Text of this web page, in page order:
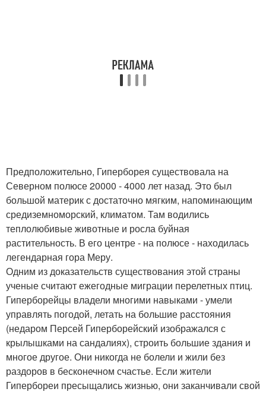
Предположительно, Гиперборея существовала на
Северном полюсе 20000 - 4000 лет назад. Это был
большой материк с достаточно мягким, напоминающим
средиземноморский, климатом. Там водились
теплолюбивые животные и росла буйная
растительность. В его центре - на полюсе - находилась
легендарная гора Меру.
Одним из доказательств существования этой страны
ученые считают ежегодные миграции перелетных птиц.
Гиперборейцы владели многими навыками - умели
управлять погодой, летать на большие расстояния
(недаром Персей Гиперборейский изображался с
крылышками на сандалиях), строить большие здания и
многое другое. Они никогда не болели и жили без
раздоров в бесконечном счастье. Если жители
Гипербореи пресыщались жизнью, они заканчивали свой